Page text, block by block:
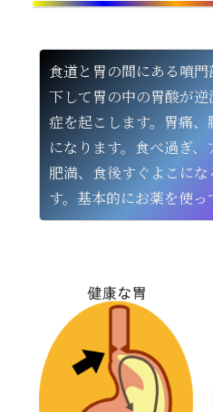
食道と胃の間にある噴
下して胃の中の胃酸が
症を起こします。胃痛
になります。食べ過ぎ、
肥満、食後すぐよこに
す。基本的にお薬を使っ